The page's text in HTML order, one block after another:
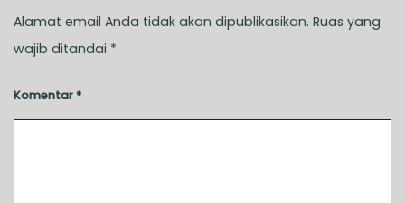
Alamat email Anda tidak akan dipublikasikan. Ruas yang
wajib ditandai *
Komentar *